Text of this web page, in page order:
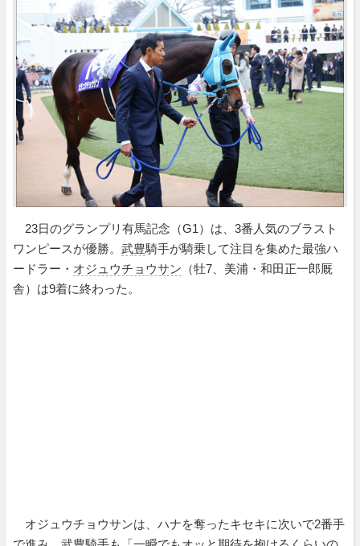
23日のグランプリ有馬記念（G1）は、3番人気のブラスト
ワンピースが優勝。 武豊騎手が騎乗して注目を集めた最強ハ
ードラー・ オジュウチョウサン （牡7、美浦・和田正一郎厩
舎）は9着に終わった。
オジュウチョウサンは、ハナを奪ったキセキに次いで2番手